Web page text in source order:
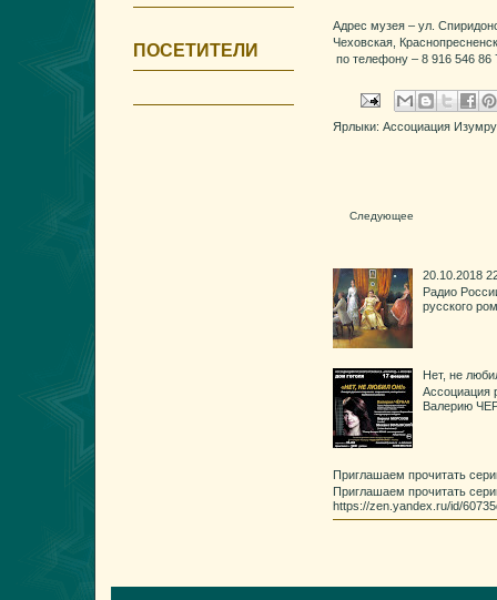
Адрес музея – ул.
Чеховская,
по телефону – 8 916 546 86
Ярлыки: Ассоциация
Следующее
20.10.2018
Радио
русского
Нет, не
Ассоциация
Валерию
Приглашаем прочитать
Приглашаем прочитать
https://zen.yandex.ru/id/
ПОСЕТИТЕЛИ